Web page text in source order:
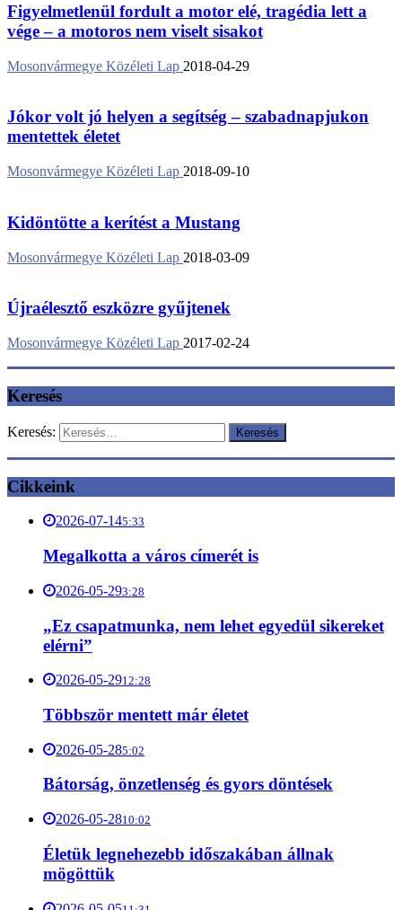
Figyelmetlenül fordult a motor elé, tragédia lett a
vége – a motoros nem viselt sisakot
Mosonvármegye Közéleti Lap 2018-04-29
Jókor volt jó helyen a segítség – szabadnapjukon
mentettek életet
Mosonvármegye Közéleti Lap 2018-09-10
Kidöntötte a kerítést a Mustang
Mosonvármegye Közéleti Lap 2018-03-09
Újraélesztő eszközre gyűjtenek
Mosonvármegye Közéleti Lap 2017-02-24
Keresés
Keresés:
Cikkeink
2026-07-145:33
Megalkotta a város címerét is
2026-05-293:28
„Ez csapatmunka, nem lehet egyedül sikereket
elérni”
2026-05-2912:28
Többször mentett már életet
2026-05-285:02
Bátorság, önzetlenség és gyors döntések
2026-05-2810:02
Életük legnehezebb időszakában állnak
mögöttük